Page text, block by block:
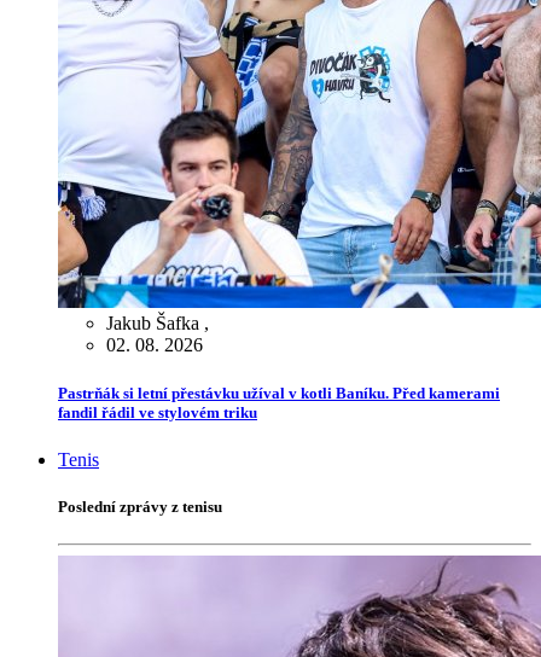
Jakub Šafka ,
02. 08. 2026
Pastrňák si letní přestávku užíval v kotli Baníku. Před kamerami
fandil řádil ve stylovém triku
Tenis
Poslední zprávy z tenisu